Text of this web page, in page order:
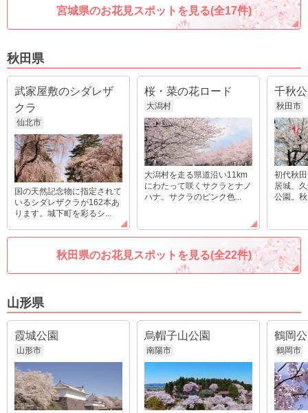
宮城県のお花見スポットを見る(全17件)
秋田県
武家屋敷のシダレザ
クラ
仙北市
国の天然記念物に指定されて
いるシダレザクラが162本あ
ります。城下町を彩るシ...
桜・菜の花ロード
大潟村
大潟村を走る県道沿い11km
にわたって咲くサクラとナノ
ハナ。サクラのピンク色...
千秋
秋田市
初代秋
居城、
公園。
秋田県のお花見スポットを見る(全22件)
山形県
霞城公園
山形市
烏帽子山公園
南陽市
鶴岡
鶴岡市